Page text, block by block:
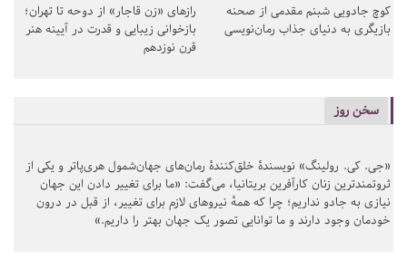
کوچ جادویی شبنم مقدمی از صحنه
بازیگری به دنیای جذاب رمان‌نویسی
رازهای «زن قاجار» از دوحه تا تهران؛
بازخوانی زیبایی و قدرت در آیینه هنر
قرن نوزدهم
سخن روز
«جی. کی. رولینگ» نویسندهٔ خلق‌کنندهٔ رمان‌های جهان‌شمول هری‌پاتر و یکی از
ثروتمندترین زنان کارآفرین بریتانیا، می‌گفت: «ما برای تغییر دادن این جهان
نیازی به جادو نداریم؛ چرا که همهٔ نیروهای لازم برای تغییر، از قبل در درون
خودمان وجود دارند و ما توانایی تصور یک جهان بهتر را داریم.»